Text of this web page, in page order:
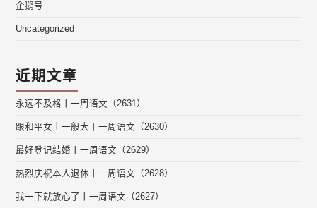
企鹅号
Uncategorized
近期文章
永远不及格丨一周语文（2631）
跟和平女士一般大丨一周语文（2630）
最好登记结婚丨一周语文（2629）
热烈庆祝本人退休丨一周语文（2628）
我一下就放心了丨一周语文（2627）